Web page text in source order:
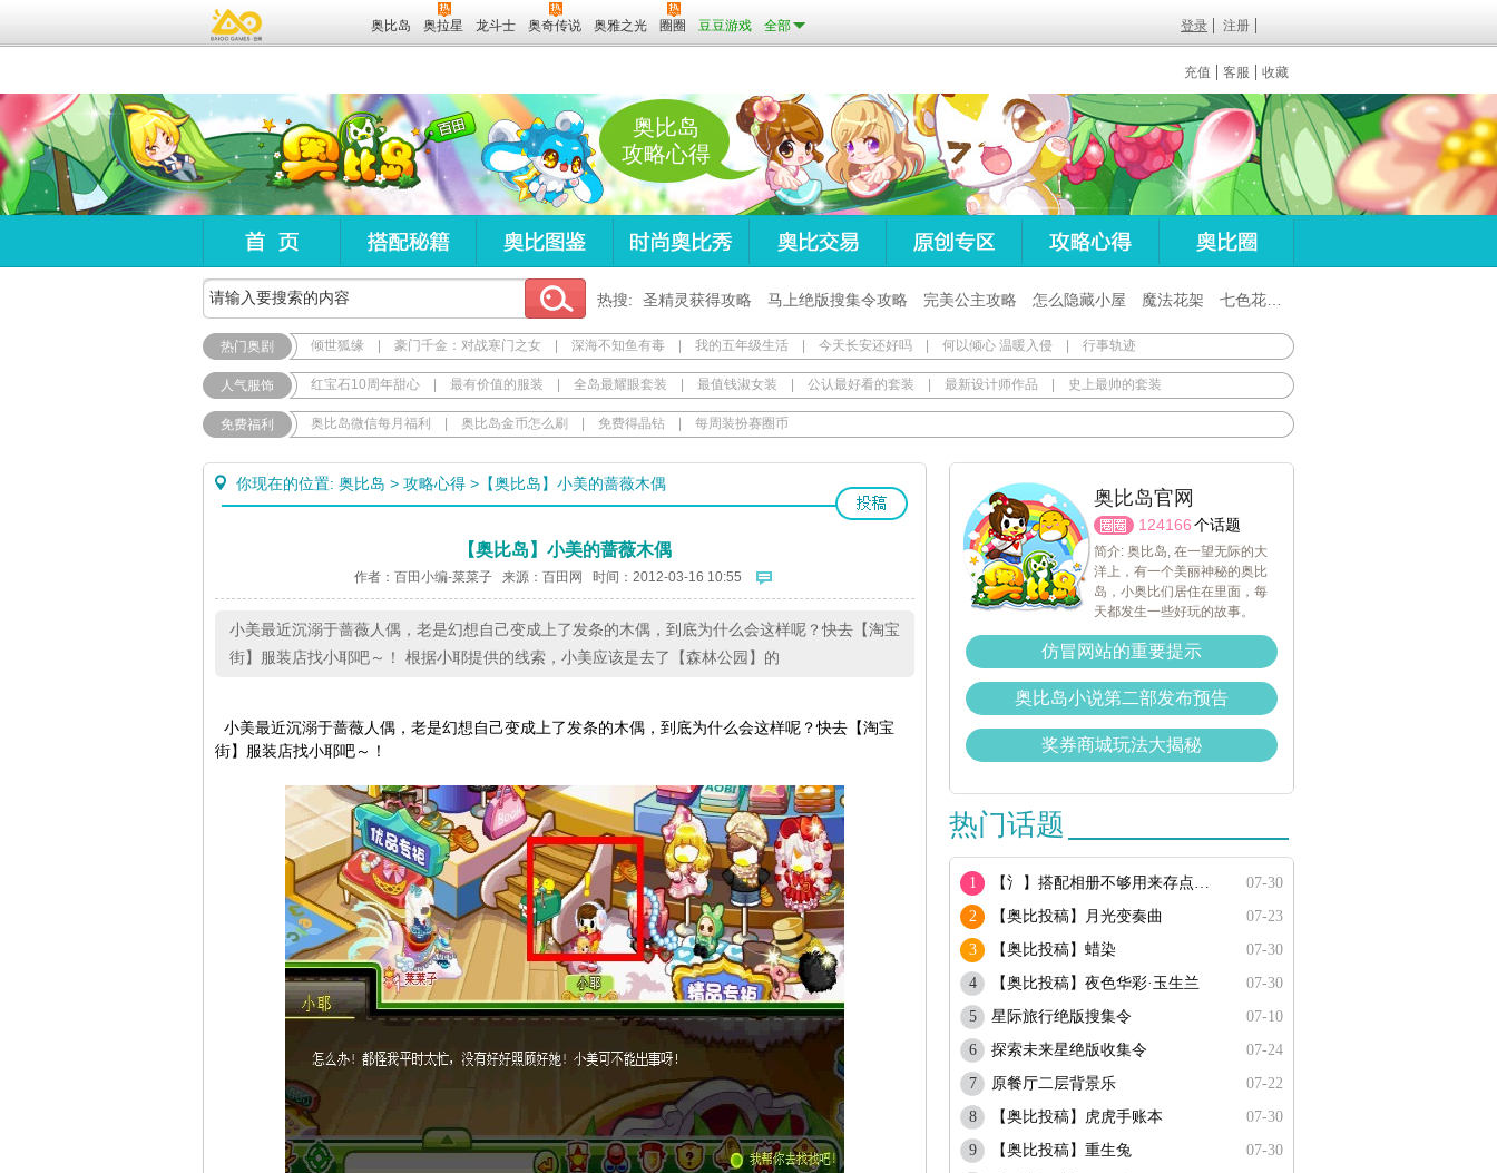
奥比岛 奥拉星 龙斗士 奥奇传说 奥雅之光 圈圈 豆豆游戏 全部 登录 注册
充值 客服 收藏
奥比岛
攻略心得
热搜: 圣精灵获得攻略 马上绝版搜集令攻略 完美公主攻略 怎么隐藏小屋 魔法花架 七色花在哪
热门奥剧 倾世狐缘 豪门千金：对战寒门之女 深海不知鱼有毒 我的五年级生活 今天长安还好吗 何以倾心 温暖入侵 行事轨迹
人气服饰 红宝石10周年甜心 最有价值的服装 全岛最耀眼套装 最值钱淑女装 公认最好看的套装 最新设计师作品 史上最帅的套装
免费福利 奥比岛微信每月福利 奥比岛金币怎么刷 免费得晶钻 每周装扮赛圈币
你现在的位置: 奥比岛 > 攻略心得 > 【奥比岛】小美的蔷薇木偶
【奥比岛】小美的蔷薇木偶
作者：百田小编-菜菜子 来源： 百田网 时间：2012-03-16 10:55
小美最近沉溺于蔷薇人偶，老是幻想自己变成上了发条的木偶，到底为什么会这样呢？快去【淘宝
街】服装店找小耶吧～！ 根据小耶提供的线索，小美应该是去了【森林公园】的
小美最近沉溺于蔷薇人偶，老是幻想自己变成上了发条的木偶，到底为什么会这样呢？快去【淘宝
街】服装店找小耶吧～！
奥比岛官网
124166个话题
简介: 奥比岛, 在一望无际的大
洋上，有一个美丽神秘的奥比
岛，小奥比们居住在里面，每
天都发生一些好玩的故事。
仿冒网站的重要提示
奥比岛小说第二部发布预告
奖券商城玩法大揭秘
热门话题
1 【氵】搭配相册不够用来存点搭配
07-30
2
【奥比投稿】月光变奏曲
07-23
3
【奥比投稿】蜡染
07-30
4
【奥比投稿】夜色华彩·玉生兰
07-30
5
星际旅行绝版搜集令
07-10
6
探索未来星绝版收集令
07-24
7
原餐厅二层背景乐
07-22
8
【奥比投稿】虎虎手账本
07-30
9
【奥比投稿】重生兔
07-30